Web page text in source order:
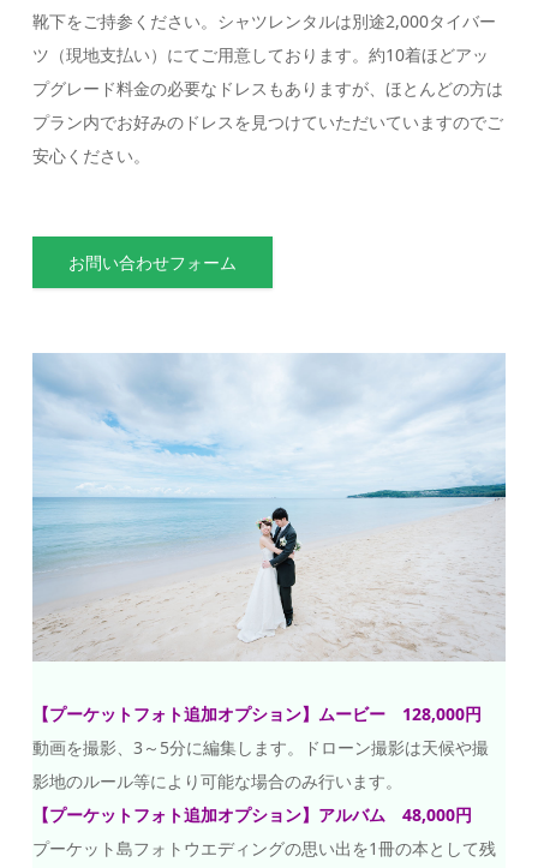
靴下をご持参ください。シャツレンタルは別途2,000タイバー
ツ（現地支払い）にてご用意しております。約10着ほどアッ
プグレード料金の必要なドレスもありますが、ほとんどの方は
プラン内でお好みのドレスを見つけていただいていますのでご
安心ください。
お問い合わせフォーム
【プーケットフォト追加オプション】ムービー 128,000円
動画を撮影、3～5分に編集します。ドローン撮影は天候や撮
影地のルール等により可能な場合のみ行います。
【プーケットフォト追加オプション】アルバム 48,000円
プーケット島フォトウエディングの思い出を1冊の本として残